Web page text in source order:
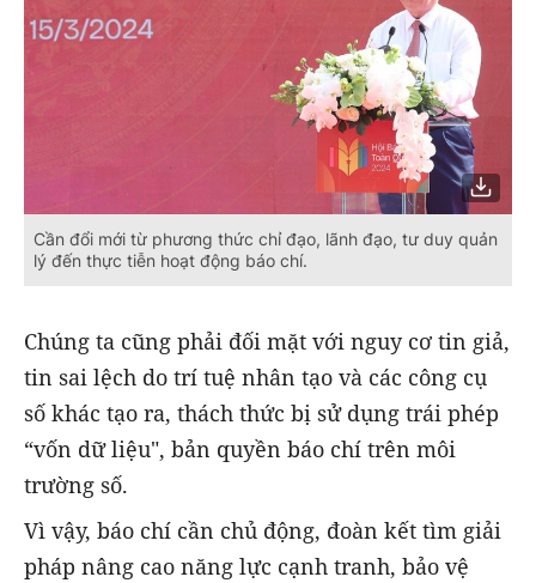
Cần đổi mới từ phương thức chỉ đạo, lãnh đạo, tư duy quản
lý đến thực tiễn hoạt động báo chí.
Chúng ta cũng phải đối mặt với nguy cơ tin giả,
tin sai lệch do trí tuệ nhân tạo và các công cụ
số khác tạo ra, thách thức bị sử dụng trái phép
“vốn dữ liệu", bản quyền báo chí trên môi
trường số.
Vì vậy, báo chí cần chủ động, đoàn kết tìm giải
pháp nâng cao năng lực cạnh tranh, bảo vệ